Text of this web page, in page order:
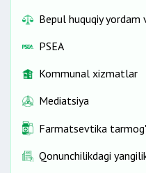
Bepul huquqiy yordam
PSEA
Kommunal xizmatlar
Mediatsiya
Farmatsevtika
Qonunchilikdagi